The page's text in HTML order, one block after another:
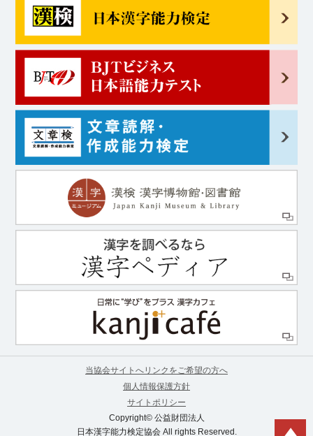
当協会サイトへリンクをご希望の方へ
個人情報保護方針
サイトポリシー
Copyright© 公益財団法人
日本漢字能力検定協会 All rights Reserved.